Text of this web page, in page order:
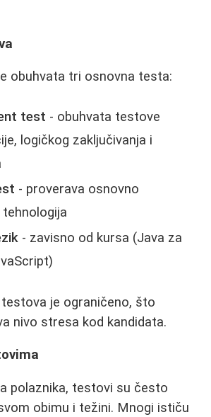
obuhvata tri osnovna testa:
test - obuhvata testove
logičkog zaključivanja i
- proverava osnovno
- zavisno od kursa (Java za
je ograničeno, što
nivo stresa kod kandidata.
polaznika, testovi su često
obimu i težini. Mnogi ističu